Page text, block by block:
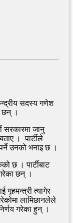
सदस्य गणेश
छन् ।
सरकारमा जानु
। पार्टीले
उनको भनाइ छ ।
छ । पार्टीबाट
छन् ।
गृहमन्त्री त्यागेर
लामिछानलेले
गरेका हुन् ।